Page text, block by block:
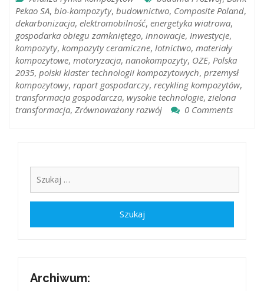
Pekao SA, bio-kompozyty, budownictwo, Composite Poland,
dekarbonizacja, elektromobilność, energetyka wiatrowa,
gospodarka obiegu zamkniętego, innowacje, Inwestycje,
kompozyty, kompozyty ceramiczne, lotnictwo, materiały
kompozytowe, motoryzacja, nanokompozyty, OZE, Polska
2035, polski klaster technologii kompozytowych, przemysł
kompozytowy, raport gospodarczy, recykling kompozytów,
transformacja gospodarcza, wysokie technologie, zielona
transformacja, Zrównoważony rozwój 0 Comments
Archiwum: